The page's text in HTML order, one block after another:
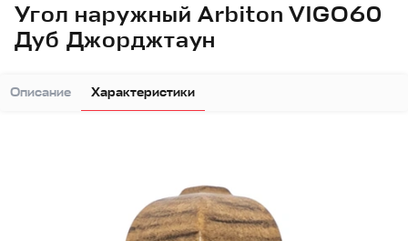
Угол наружный Arbiton VIGO60
Дуб Джорджтаун
Описание Характеристики